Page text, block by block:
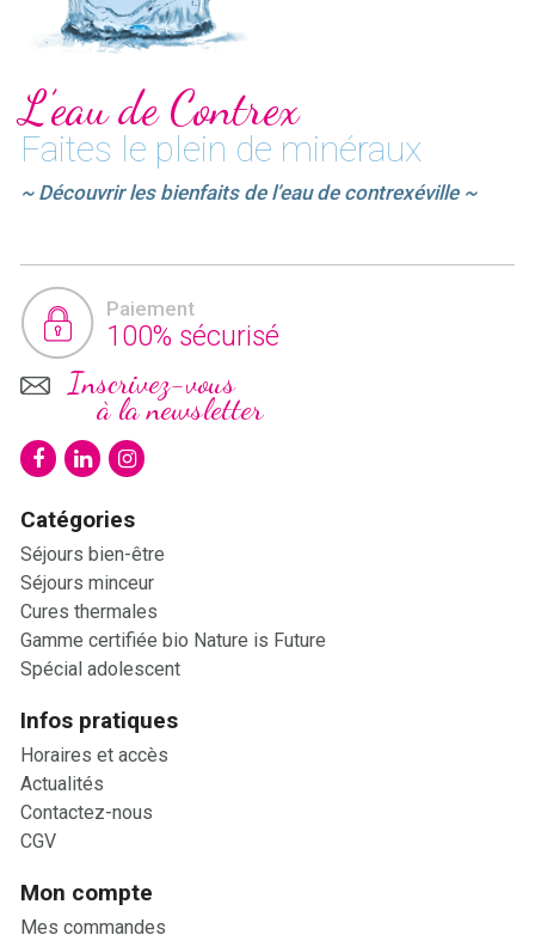
L’eau de Contrex
Faites le plein de minéraux
~ Découvrir les bienfaits de l’eau de contrexéville ~
Paiement
100% sécurisé
Inscrivez-vous
à la newsletter
Catégories
Séjours bien-être
Séjours minceur
Cures thermales
Gamme certifiée bio Nature is Future
Spécial adolescent
Infos pratiques
Horaires et accès
Actualités
Contactez-nous
CGV
Mon compte
Mes commandes